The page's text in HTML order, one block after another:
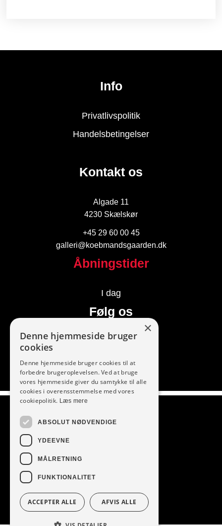
Info
Privatlivspolitik
Handelsbetingelser
Kontakt os
Algade 11
4230 Skælskør
+45 29 60 00 45
galleri@koebmandsgaarden.dk
Åbningstider
I dag
Følg os
Vi modtager
×
Denne hjemmeside bruger
cookies
Denne hjemmeside bruger cookies til at
forbedre brugeroplevelsen. Ved at bruge
vores hjemmeside giver du samtykke til alle
cookies i overensstemmelse med vores
cookiepolitik. Læs mere
ABSOLUT NØDVENDIGE
YDEEVNE
MÅLRETNING
FUNKTIONALITET
ACCEPTER ALLE AFVIS ALLE